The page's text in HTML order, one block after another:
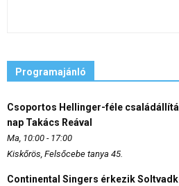
Programajánló
Csoportos Hellinger-féle
nap Takács Reával
Ma, 10:00 - 17:00
Kiskőrös, Felsőcebe tanya 45.
Continental Singers érkezik